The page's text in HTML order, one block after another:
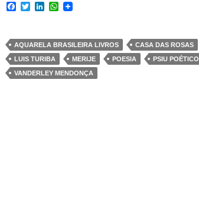
F
b
o
o
k
T
t
e
r
L
e
d
I
n
W
s
A
p
p
AQUARELA BRASILEIRA LIVROS CASA DAS ROSAS
LUIS TURIBA
MERIJE POESIA PSIU POÉTICO
VANDERLEY MENDONÇA